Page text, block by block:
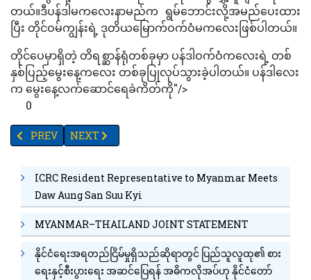
တယ်။ဒီပန်ဒါမကလေးနာမည်က ရွမ်ဘောင်းလို့အမည်ပေးထား
ပြီး တိုင်ဝမ်ကျွန်းရဲ့ ဒုတိယမြောက်ဝက်ဝံမကလေးဖြစ်ပါတယ်။
တိုင်ပေမှာရှိတဲ့ တိရစ္ဆာန်ရုံတစ်ခုမှာ ပန်ဒါဝက်ဝံကလေးရဲ့ တစ်
နှစ်ပြည့်မွေးနေ့ကလေး တစ်ခုပြုလုပ်သွားခဲ့ပါတယ်။ ပန်ဒါလေး
က မွေးနေ့လက်ဆောင်ရေခဲကိတ်ကို"/>
0
PREVIOUS ARTICLE: တောင်တရုတ်ပင်လယ်စပ်မှာ ရေကြောင်းသ
PREV NEXT ARTICLE: အင်္ဂါဂြိုဟ်တွင်ဖမ်းယူခဲ့သောအသံမျ
NEXT
ICRC Resident Representative to Myanmar Meets
Daw Aung San Suu Kyi
MYANMAR–THAILAND JOINT STATEMENT
နိုင်ငံရေးအရတည်ငြိမ်မှုရှိသည်ဆိုရာတွင် ပြည်သူလူထု၏ စား
ရေးနှင့်စီးပွားရေး အဆင်ပြေရန် အဓိကလိုအပ်ဟု နိုင်ငံတော်